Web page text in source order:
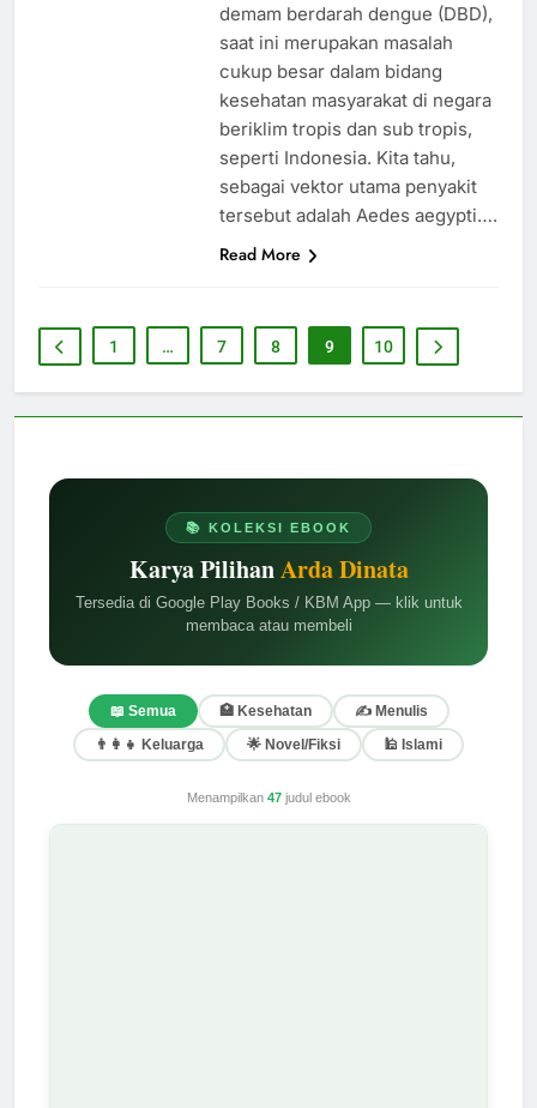
📚 KOLEKSI EBOOK
Karya PilihanArda Dinata
Tersedia di Google Play Books / KBM App — klik untuk
membaca atau membeli
📖 Semua 🏥 Kesehatan
✍️ Menulis
👨‍👩‍👧 Keluarga
🌟 Novel/Fiksi 🕌 Islami
Menampilkan 47judul ebook
demam berdarah dengue (DBD),
saat ini merupakan masalah
cukup besar dalam bidang
kesehatan masyarakat di negara
beriklim tropis dan sub tropis,
seperti Indonesia. Kita tahu,
sebagai vektor utama penyakit
tersebut adalah Aedes aegypti….
Read More
1 … 7 8 9 10